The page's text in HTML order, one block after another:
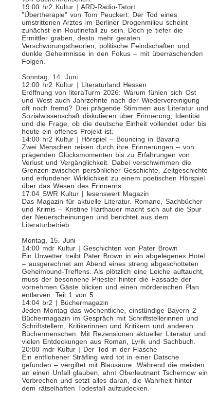
19:00 hr2 Kultur | ARD-Radio-Tatort
"Übertherapie" von Tom Peuckert: Der Tod eines
umstrittenen Arztes im Berliner Drogenmilieu scheint
zunächst ein Routinefall zu sein. Doch je tiefer die
Ermittler graben, desto mehr geraten
Verschwörungstheorien, politische Feindschaften und
dunkle Geheimnisse in den Fokus – mit überraschenden
Folgen.
Sonntag, 14. Juni
12:00 hr2 Kultur | Literaturland Hessen
Eröffnung von literaTurm 2026: Warum fühlen sich Ost
und West auch Jahrzehnte nach der Wiedervereinigung
oft noch fremd? Drei prägende Stimmen aus Literatur und
Sozialwissenschaft diskutieren über Erinnerung, Identität
und die Frage, ob die deutsche Einheit vollendet oder bis
heute ein offenes Projekt ist.
14:00 hr2 Kultur | Hörspiel – Bouncing in Bavaria
Zwei Menschen reisen durch ihre Erinnerungen – von
prägenden Glücksmomenten bis zu Erfahrungen von
Verlust und Vergänglichkeit. Dabei verschwimmen die
Grenzen zwischen persönlicher Geschichte, Zeitgeschichte
und erfundener Wirklichkeit zu einem poetischen Hörspiel
über das Wesen des Erinnerns.
17:04 SWR Kultur | lesenswert Magazin
Das Magazin für aktuelle Literatur. Romane, Sachbücher
und Krimis – Kristine Harthauer macht sich auf die Spur
der Neuerscheinungen und berichtet aus dem
Literaturbetrieb.
Montag, 15. Juni
14:00 mdr Kultur | Geschichten von Pater Brown
Ein Unwetter treibt Pater Brown in ein abgelegenes Hotel
– ausgerechnet am Abend eines streng abgeschotteten
Geheimbund-Treffens. Als plötzlich eine Leiche auftaucht,
muss der besonnene Priester hinter die Fassade der
vornehmen Gäste blicken und einen mörderischen Plan
entlarven. Teil 1 von 5.
14:04 br2 | Büchermagazin
Jeden Montag das wöchentliche, einstündige Bayern 2
Büchermagazin im Gespräch mit Schriftstellerinnen und
Schriftstellern, Kritikerinnen und Kritikern und anderen
Büchermenschen. Mit Rezensionen aktueller Literatur und
vielen Entdeckungen aus Roman, Lyrik und Sachbuch.
20:00 mdr Kultur | Der Tod in der Flasche
Ein entflohener Sträfling wird tot in einer Datsche
gefunden – vergiftet mit Blausäure. Während die meisten
an einen Unfall glauben, ahnt Oberleutnant Tschernow ein
Verbrechen und setzt alles daran, die Wahrheit hinter
dem rätselhaften Todesfall aufzudecken.